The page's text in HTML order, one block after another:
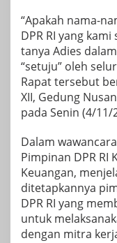
“Apakah nama-
DPR RI yang
tanya Adies
“setuju” oleh
Rapat tersebut
XII, Gedung
pada Senin (4/11/
Dalam
Pimpinan DPR
Keuangan,
ditetapkannya
DPR RI yang
untuk
dengan mitra